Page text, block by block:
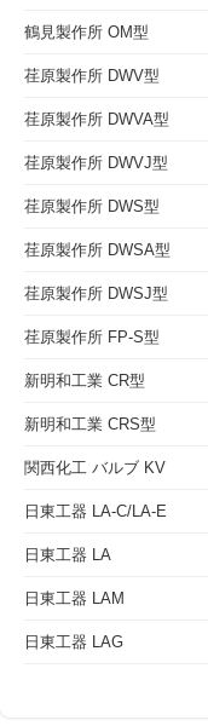
鶴見製作所 OM型
荏原製作所 DWV型
荏原製作所 DWVA型
荏原製作所 DWVJ型
荏原製作所 DWS型
荏原製作所 DWSA型
荏原製作所 DWSJ型
荏原製作所 FP-S型
新明和工業 CR型
新明和工業 CRS型
関西化工 バルブ KV
日東工器 LA-C/LA-E
日東工器 LA
日東工器 LAM
日東工器 LAG